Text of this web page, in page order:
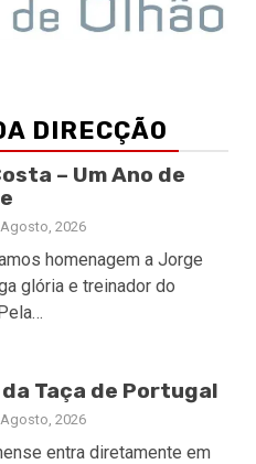
DIRECÇÃO
– Um Ano de
2026
homenagem a Jorge
glória e treinador do
Taça de Portugal
2026
entra diretamente em